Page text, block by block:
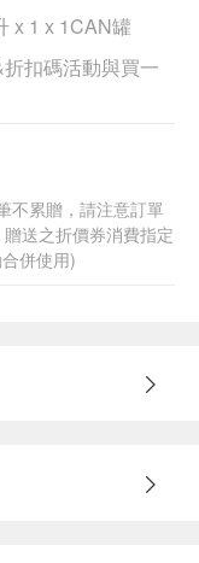
x 1 x 1CAN罐
扣碼活動與買一
不累贈，請注意訂單
送之折價券消費指定
併使用)